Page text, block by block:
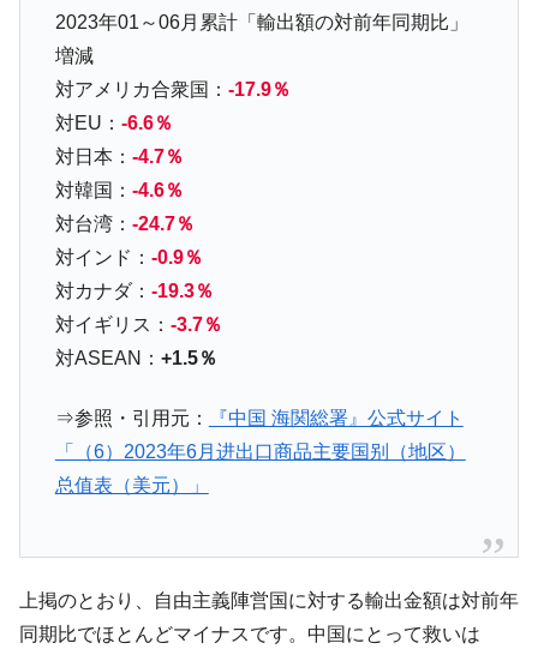
『Money1』
米国下院「韓国の公務員個人をターゲット
にぶん殴る法案」提出！⇒ クーパン問題は合衆国企業に対
する差別。許してはおかぬ
『Money1』
韓国ボンクラ政策室長･金容範、株価暴落に
他人事のような発言。
Fact1
日本の誇る海洋資源調査船『白嶺』は先進技術の
塊！
Fact1
夏の甲子園、優勝校を最も多く輩出している都道
府県とは？
Fact1 今話題の「楽天ライオンズ」とは？
Fact1 奇跡の毛色「白毛馬」とは？
全て勝つといくら？ 競馬GI競走で勝利騎手がもら
える賞金とは？
平成仮面ライダーの意外すぎるモチーフとは？
だった選手とは？
Fact1
甲子園通算本塁打、最多の清原に次いで多く打っ
2023年01～06月累計「輸出額の対前年同期比」
増減
対アメリカ合衆国： -17.9％
対EU： -6.6％
対日本： -4.7％
対韓国： -4.6％
対台湾： -24.7％
対インド： -0.9％
対カナダ： -19.3％
対イギリス： -3.7％
対ASEAN： +1.5％
⇒参照・引用元：
『中国 海関総署』公式サイト
「（6）2023年6月进出口商品主要国别（地区）
总值表（美元）」
上掲のとおり、自由主義陣営国に対する輸出金額は対前年
同期比でほとんどマイナスです。中国にとって救いは